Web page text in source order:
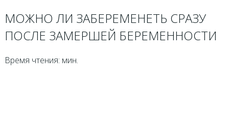
МОЖНО ЛИ ЗАБЕРЕМЕНЕТЬ СРАЗУ
ПОСЛЕ ЗАМЕРШЕЙ БЕРЕМЕННОСТИ
Время чтения: мин.